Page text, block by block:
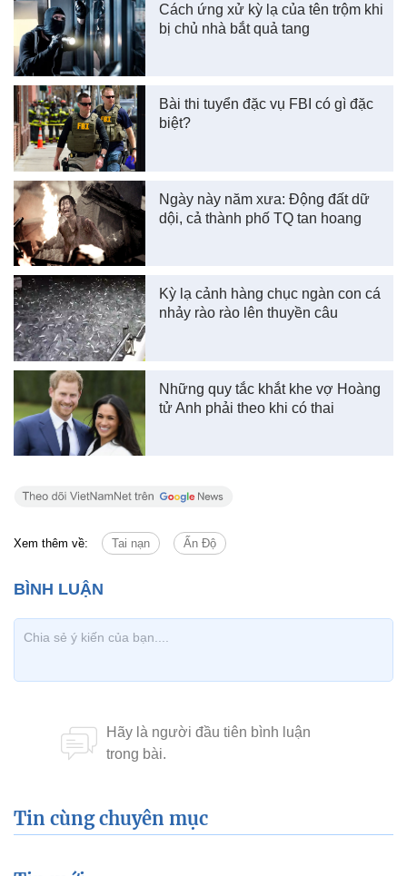
Cách ứng xử kỳ lạ của tên trộm khi
bị chủ nhà bắt quả tang
Bài thi tuyển đặc vụ FBI có gì đặc
biệt?
Ngày này năm xưa: Động đất dữ
dội, cả thành phố TQ tan hoang
Kỳ lạ cảnh hàng chục ngàn con cá
nhảy rào rào lên thuyền câu
Những quy tắc khắt khe vợ Hoàng
tử Anh phải theo khi có thai
Xem thêm về: Tai nạn Ấn Độ
Tin cùng chuyên mục